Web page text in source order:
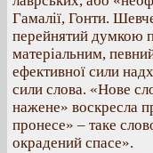
Гамалії, Гонти.
перейнятий думкою
матеріальним,
ефективної сили
сили слова. «Нове
нажене» воскресла
пронесе» – таке
окрадений спасе».